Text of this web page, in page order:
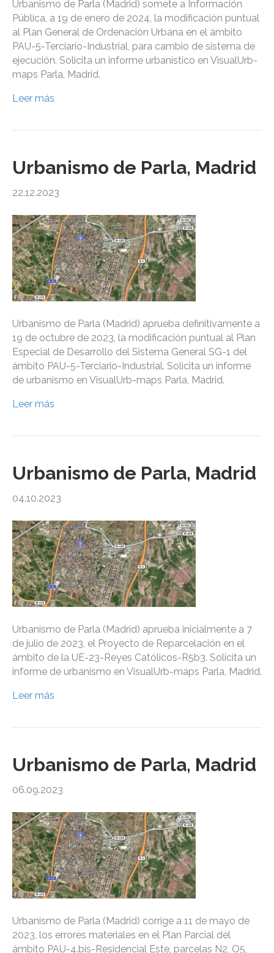
Urbanismo de Parla (Madrid) somete a Información
Pública, a 19 de enero de 2024, la modificación puntual
al Plan General de Ordenación Urbana en el ámbito
PAU-5-Terciario-Industrial, para cambio de sistema de
ejecución. Solicita un informe urbanístico en VisualUrb-
maps Parla, Madrid.
Leer más
Urbanismo de Parla, Madrid
22.12.2023
Urbanismo de Parla (Madrid) aprueba definitivamente a
19 de octubre de 2023, la modificación puntual al Plan
Especial de Desarrollo del Sistema General SG-1 del
ámbito PAU-5-Terciario-Industrial. Solicita un informe
de urbanismo en VisualUrb-maps Parla, Madrid.
Leer más
Urbanismo de Parla, Madrid
04.10.2023
Urbanismo de Parla (Madrid) aprueba inicialmente a 7
de julio de 2023, el Proyecto de Reparcelación en el
ámbito de la UE-23-Reyes Católicos-R5b3. Solicita un
informe de urbanismo en VisualUrb-maps Parla, Madrid.
Leer más
Urbanismo de Parla, Madrid
06.09.2023
Urbanismo de Parla (Madrid) corrige a 11 de mayo de
2023, los errores materiales en el Plan Parcial del
ámbito PAU-4.bis-Residencial Este, parcelas N2, O5,